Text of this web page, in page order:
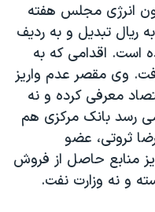
انرژی مجلس هفته
ریال تبدیل و به ردیف
است. اقدامی که به
وی مقصر عدم واریز
معرفی کرده و نه
رسد بانک مرکزی هم
ثروتی، عضو
منابع حاصل از فروش
و نه وزارت نفت.